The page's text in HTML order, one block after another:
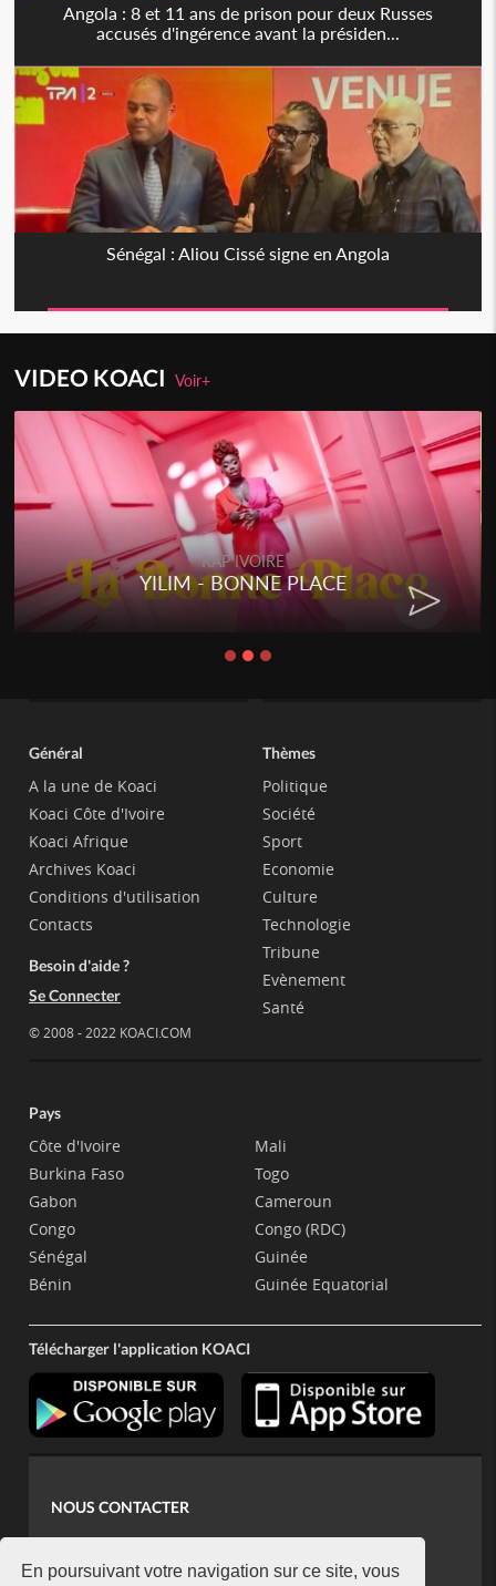
En poursuivant votre navigation sur ce site, vous
Angola : 8 et 11 ans de prison pour deux Russes
accusés d'ingérence avant la présiden...
Sénégal : Aliou Cissé signe en Angola
VIDEO KOACIVoir+
RAP IVOIRE
YILIM - BONNE PLACE
Général
A la une de Koaci
Koaci Côte d'Ivoire
Koaci Afrique
Archives Koaci
Conditions d'utilisation
Contacts
Besoin d'aide ?
Se Connecter
© 2008 - 2022 KOACI.COM
Thèmes
Politique
Société
Sport
Economie
Culture
Technologie
Tribune
Evènement
Santé
Pays
Côte d'Ivoire
Burkina Faso
Gabon
Congo
Sénégal
Bénin
Mali
Togo
Cameroun
Congo (RDC)
Guinée
Guinée Equatorial
Télécharger l'application KOACI
NOUS CONTACTER
koaci@yahoo.fr